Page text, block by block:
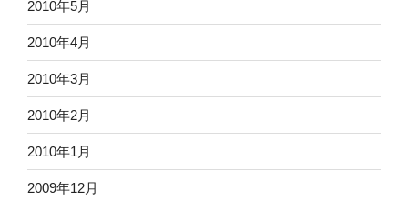
2010年5月
2010年4月
2010年3月
2010年2月
2010年1月
2009年12月